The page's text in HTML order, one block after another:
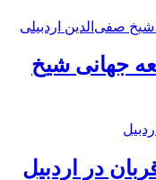
جهانی شیخ
در اردبیل